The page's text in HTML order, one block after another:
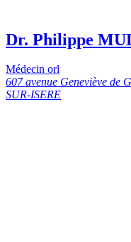
Dr. Philippe
Médecin orl
607 avenue Geneviève de
SUR-ISERE